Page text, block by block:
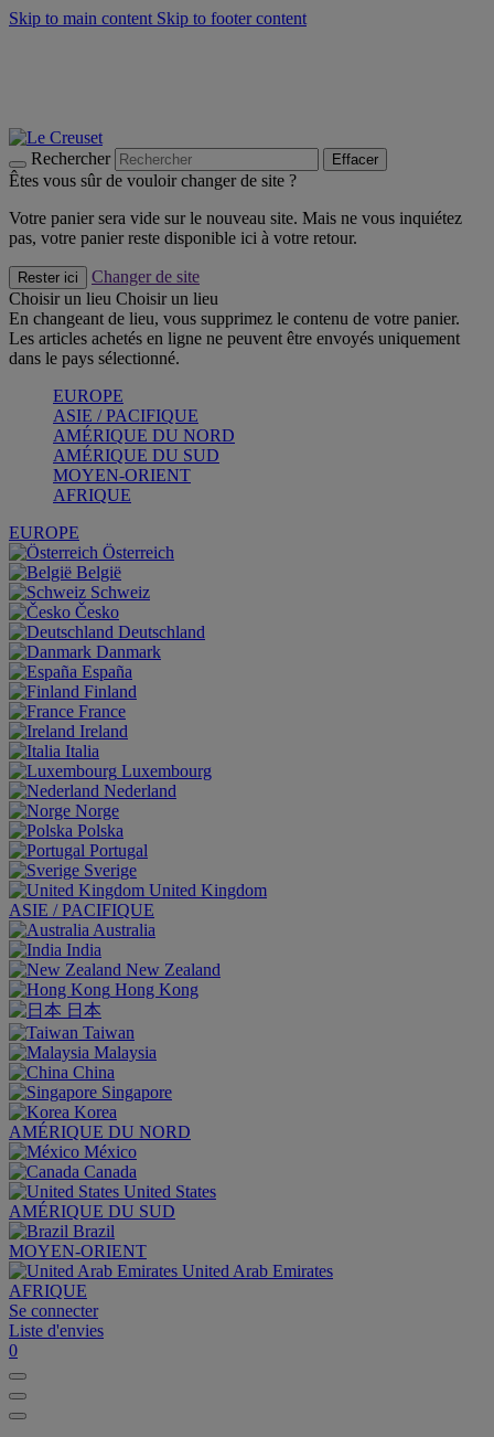
Skip to main content Skip to footer content
Rechercher Effacer
Êtes vous sûr de vouloir changer de site ?
Votre panier sera vide sur le nouveau site. Mais ne vous inquiétez
pas, votre panier reste disponible ici à votre retour.
Rester ici
Changer de site
Choisir un lieu Choisir un lieu
En changeant de lieu, vous supprimez le contenu de votre panier.
Les articles achetés en ligne ne peuvent être envoyés uniquement
dans le pays sélectionné.
EUROPE
ASIE / PACIFIQUE
AMÉRIQUE DU NORD
AMÉRIQUE DU SUD
MOYEN-ORIENT
AFRIQUE
EUROPE
Österreich
België
Schweiz
Česko
Deutschland
Danmark
España
Finland
France
Ireland
Italia
Luxembourg
Nederland
Norge
Polska
Portugal
Sverige
United Kingdom
ASIE / PACIFIQUE
Australia
India
New Zealand
Hong Kong
日本
Taiwan
Malaysia
China
Singapore
Korea
AMÉRIQUE DU NORD
México
Canada
United States
AMÉRIQUE DU SUD
Brazil
MOYEN-ORIENT
United Arab Emirates
AFRIQUE
Se connecter
Liste d'envies
0